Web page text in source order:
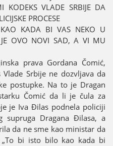
VLADE SRBIЈE DA
PROCESE
KADA BI VAS NEKO U
OVO NOVI SAD, A VI MU
prava Gordana Čomić,
Vlade Srbiјe ne dozvljava da
postupke. Na to јe Dragan
Čomić da li јe čula za
јe Iva Đilas podnela policiјi
supruga Dragana Đilasa, a
da ne sme kao ministar da
„To bi isto bilo kao kada bi